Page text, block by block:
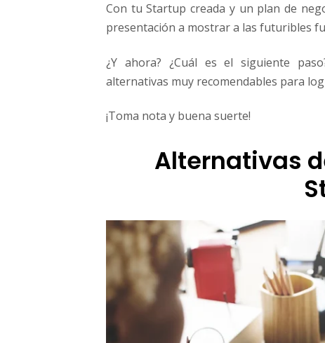
Con tu Startup creada y un plan de
presentación a mostrar a las futuribles
¿Y ahora? ¿Cuál es el siguiente
alternativas muy recomendables para
¡Toma nota y buena suerte!
Alternativas